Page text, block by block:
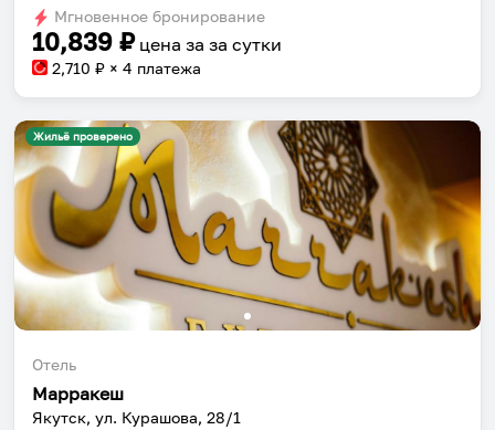
Мгновенное бронирование
10,839 ₽ цена за за сутки
2,710 ₽ × 4 платежа
Жильё проверено
Отель
Марракеш
Якутск, ул. Курашова, 28/1